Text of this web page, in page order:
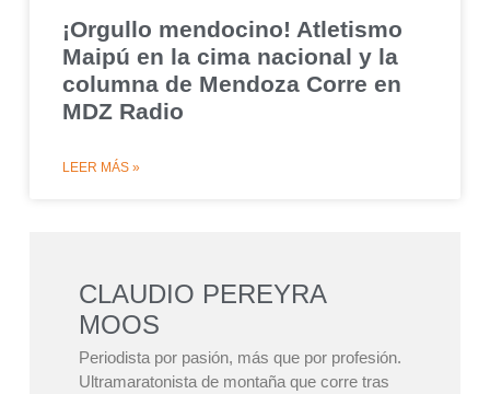
¡Orgullo mendocino! Atletismo
Maipú en la cima nacional y la
columna de Mendoza Corre en
MDZ Radio
LEER MÁS »
CLAUDIO PEREYRA
MOOS
Periodista por pasión, más que por profesión.
Ultramaratonista de montaña que corre tras